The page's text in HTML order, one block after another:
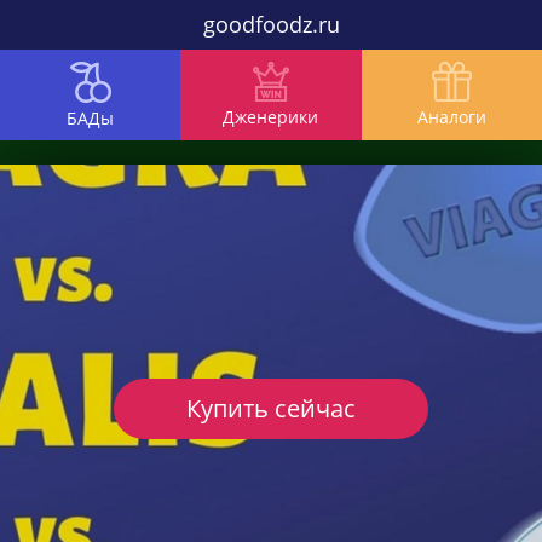
goodfoodz.ru
БАДы Дженерики Аналоги
Купить сейчас